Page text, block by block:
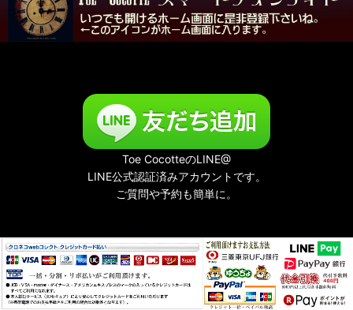
Toe CocotteのLINE@
LINE公式認証済みアカウントです。
ご質問や予約も簡単に。